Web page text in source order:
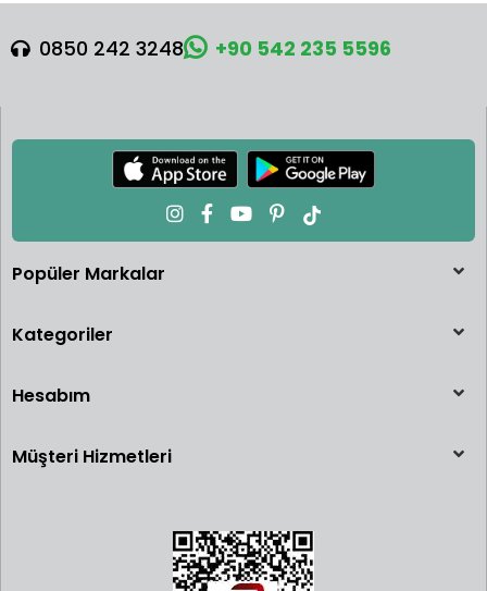
0850 242 3248 +90 542 235 5596
Popüler Markalar
Kategoriler
Hesabım
Müşteri Hizmetleri